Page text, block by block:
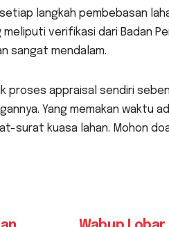
langkah pembebasan
verifikasi dari Badan
sangat mendalam.
proses appraisal sendiri
Yang memakan waktu
surat kuasa lahan. Mohon